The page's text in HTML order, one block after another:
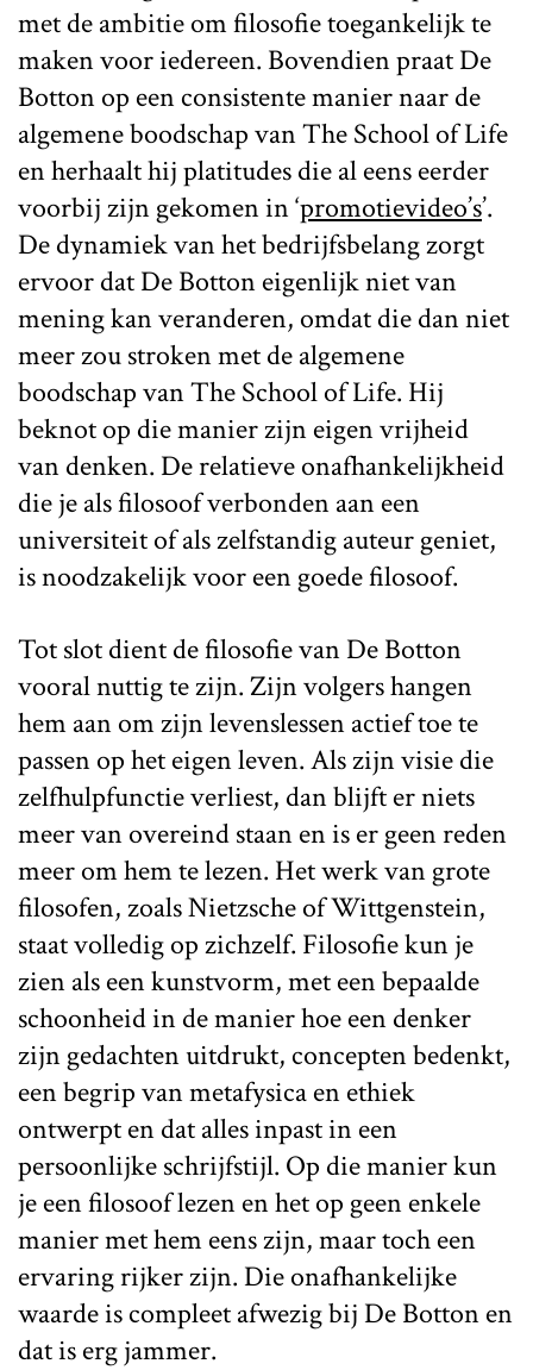
met de ambitie om filosofie toegankelijk te
maken voor iedereen. Bovendien praat De
Botton op een consistente manier naar de
algemene boodschap van The School of Life
en herhaalt hij platitudes die al eens eerder
voorbij zijn gekomen in ‘promotievideo’s’.
De dynamiek van het bedrijfsbelang zorgt
ervoor dat De Botton eigenlijk niet van
mening kan veranderen, omdat die dan niet
meer zou stroken met de algemene
boodschap van The School of Life. Hij
beknot op die manier zijn eigen vrijheid
van denken. De relatieve onafhankelijkheid
die je als filosoof verbonden aan een
universiteit of als zelfstandig auteur geniet,
is noodzakelijk voor een goede filosoof.
Tot slot dient de filosofie van De Botton
vooral nuttig te zijn. Zijn volgers hangen
hem aan om zijn levenslessen actief toe te
passen op het eigen leven. Als zijn visie die
zelfhulpfunctie verliest, dan blijft er niets
meer van overeind staan en is er geen reden
meer om hem te lezen. Het werk van grote
filosofen, zoals Nietzsche of Wittgenstein,
staat volledig op zichzelf. Filosofie kun je
zien als een kunstvorm, met een bepaalde
schoonheid in de manier hoe een denker
zijn gedachten uitdrukt, concepten bedenkt,
een begrip van metafysica en ethiek
ontwerpt en dat alles inpast in een
persoonlijke schrijfstijl. Op die manier kun
je een filosoof lezen en het op geen enkele
manier met hem eens zijn, maar toch een
ervaring rijker zijn. Die onafhankelijke
waarde is compleet afwezig bij De Botton en
dat is erg jammer.